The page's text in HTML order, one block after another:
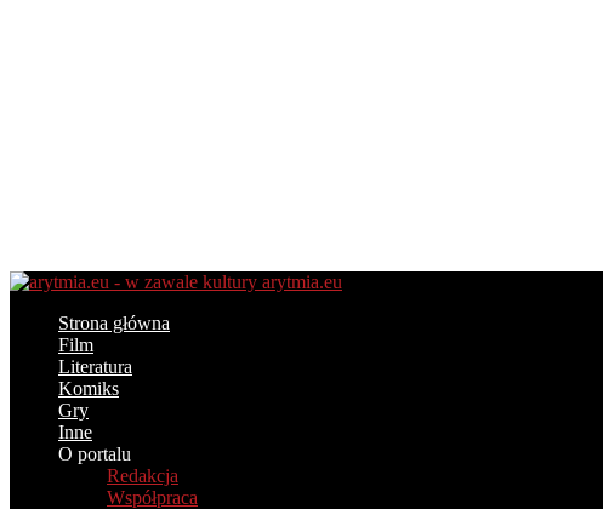
arytmia.eu
Strona główna
Film
Literatura
Komiks
Gry
Inne
O portalu
Redakcja
Współpraca